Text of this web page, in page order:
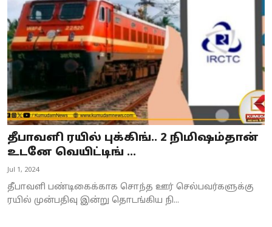
தீபாவளி ரயில் புக்கிங்.. 2 நிமிஷம்தான்
உடனே வெயிட்டிங் ...
Jul 1, 2024
தீபாவளி பண்டிகைக்காக சொந்த ஊர் செல்பவர்களுக்கு
ரயில் முன்பதிவு இன்று தொடங்கிய நி...